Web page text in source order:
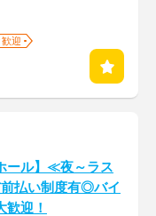
迎
ール】≪夜～ラス
払い制度有◎バイ
歓迎！